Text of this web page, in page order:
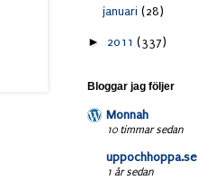
januari (28)
► 2011 (337)
Bloggar jag följer
Monnah
10 timmar sedan
uppochhoppa.se
1 år sedan